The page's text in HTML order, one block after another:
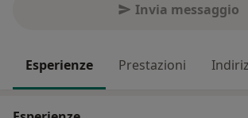
Invia messaggio
Esperienze Prestazioni